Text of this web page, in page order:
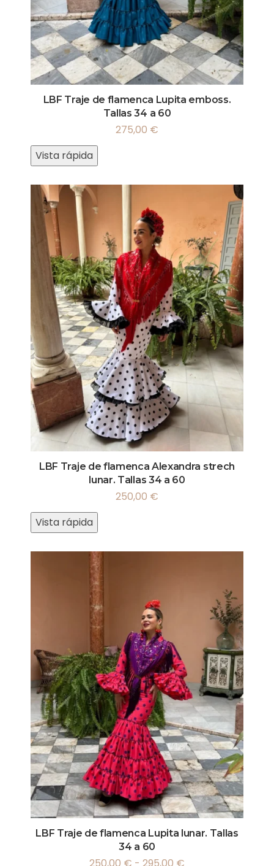
LBF Traje de flamenca Lupita emboss.
Tallas 34 a 60
275,00 €
Vista rápida
LBF Traje de flamenca Alexandra strech
lunar. Tallas 34 a 60
250,00 €
Vista rápida
LBF Traje de flamenca Lupita lunar. Tallas
34 a 60